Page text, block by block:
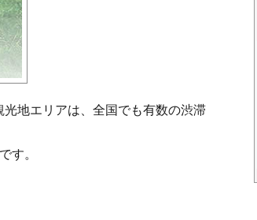
地エリアは、全国でも有数の渋滞
す。